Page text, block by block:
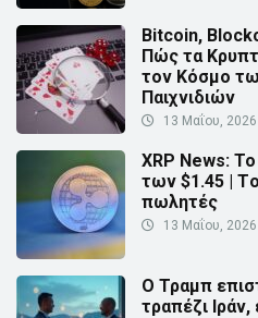
Bitcoin,
Πώς τα
τον Κόσμο
Παιχνιδιών
13 Μαΐου, 2026
XRP News:
των $1.45 |
πωλητές
13 Μαΐου, 2026
Ο Τραμπ
τραπέζι